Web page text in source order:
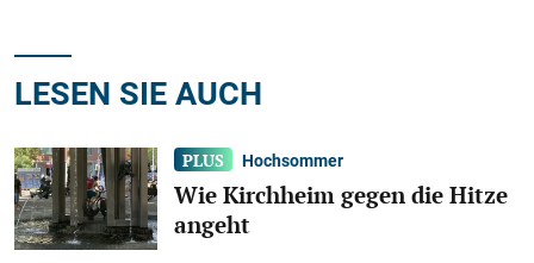
LESEN SIE AUCH
Hochsommer
Wie Kirchheim gegen die Hitze
angeht